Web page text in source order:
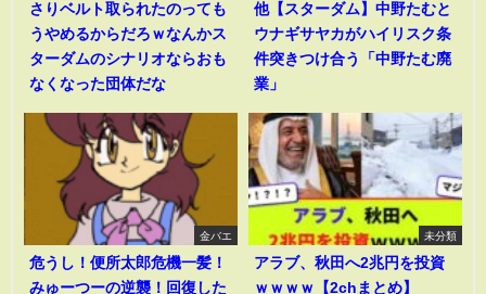
さりベルト取られたのっても
うやめるからだろｗなんかス
ターダムのシナリオならおも
なくなった団体だな
他【スターダム】中野たむと
ウナギサヤカがハイリスク条
件突きつけ合う「中野たむ廃
業」
金バエ
危うし！便所太郎危機一髪！
みゅーつーの逆襲！回復した
未分類
アラブ、秋田へ2兆円を投資
ｗｗｗｗ【2chまとめ】